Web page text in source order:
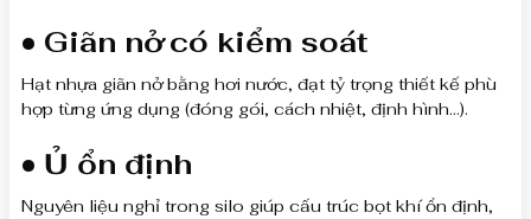
• Giãn nở có kiểm soát
Hạt nhựa giãn nở bằng hơi nước, đạt tỷ trọng thiết kế phù
hợp từng ứng dụng (đóng gói, cách nhiệt, định hình…).
• Ủ ổn định
Nguyên liệu nghỉ trong silo giúp cấu trúc bọt khí ổn định,